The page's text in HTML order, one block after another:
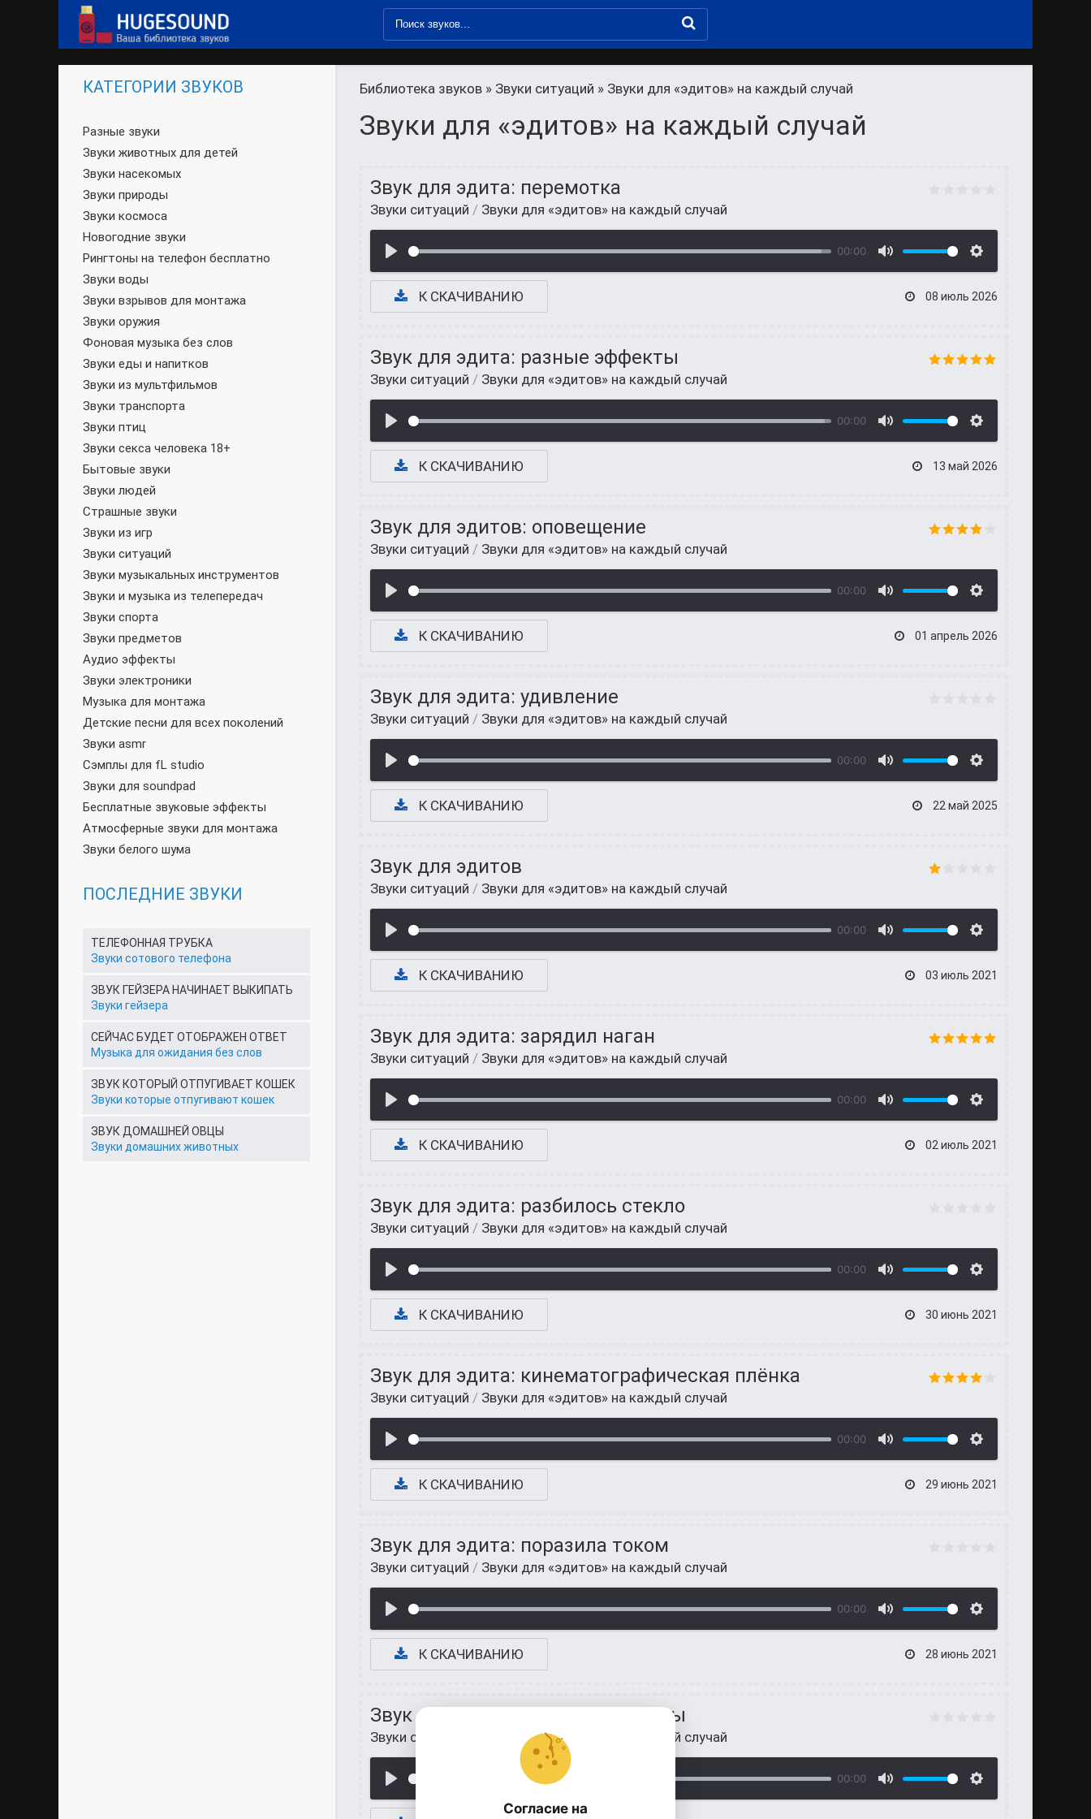
Библиотека звуков » Звуки ситуаций » Звуки для «эдитов» на каждый случай
Звуки для «эдитов» на каждый случай
Звук для эдита: перемотка
Звуки ситуаций / Звуки для «эдитов» на каждый случай
00:00
К СКАЧИВАНИЮ 08 июль 2026
Звук для эдита: разные эффекты
Звуки ситуаций / Звуки для «эдитов» на каждый случай
00:00
К СКАЧИВАНИЮ 13 май 2026
Звук для эдитов: оповещение
Звуки ситуаций / Звуки для «эдитов» на каждый случай
00:00
К СКАЧИВАНИЮ 01 апрель 2026
Звук для эдита: удивление
Звуки ситуаций / Звуки для «эдитов» на каждый случай
00:00
К СКАЧИВАНИЮ 22 май 2025
Звук для эдитов
Звуки ситуаций / Звуки для «эдитов» на каждый случай
00:00
К СКАЧИВАНИЮ 03 июль 2021
Звук для эдита: зарядил наган
Звуки ситуаций / Звуки для «эдитов» на каждый случай
00:00
К СКАЧИВАНИЮ 02 июль 2021
Звук для эдита: разбилось стекло
Звуки ситуаций / Звуки для «эдитов» на каждый случай
00:00
К СКАЧИВАНИЮ 30 июнь 2021
Звук для эдита: кинематографическая плёнка
Звуки ситуаций / Звуки для «эдитов» на каждый случай
00:00
К СКАЧИВАНИЮ 29 июнь 2021
Звук для эдита: поразила током
Звуки ситуаций / Звуки для «эдитов» на каждый случай
00:00
К СКАЧИВАНИЮ 28 июнь 2021
Звук для эдитов: эмоджи, смайлы
Звуки ситуаций Звуки для «эдитов» на каждый случай
00:00
КАТЕГОРИИ ЗВУКОВ
Разные звуки
Звуки животных для детей
Звуки насекомых
Звуки природы
Звуки космоса
Новогодние звуки
Рингтоны на телефон бесплатно
Звуки воды
Звуки взрывов для монтажа
Звуки оружия
Фоновая музыка без слов
Звуки еды и напитков
Звуки из мультфильмов
Звуки транспорта
Звуки птиц
Звуки секса человека 18+
Бытовые звуки
Звуки людей
Страшные звуки
Звуки из игр
Звуки ситуаций
Звуки музыкальных инструментов
Звуки и музыка из телепередач
Звуки спорта
Звуки предметов
Аудио эффекты
Звуки электроники
Музыка для монтажа
Детские песни для всех поколений
Звуки asmr
Сэмплы для fL studio
Звуки для soundpad
Бесплатные звуковые эффекты
Атмосферные звуки для монтажа
Звуки белого шума
ПОСЛЕДНИЕ ЗВУКИ
ТЕЛЕФОННАЯ ТРУБКА
Звуки сотового телефона
ЗВУК ГЕЙЗЕРА НАЧИНАЕТ ВЫКИПАТЬ
Звуки гейзера
СЕЙЧАС БУДЕТ ОТОБРАЖЕН ОТВЕТ
Музыка для ожидания без слов
ЗВУК КОТОРЫЙ ОТПУГИВАЕТ КОШЕК
Звуки которые отпугивают кошек
ЗВУК ДОМАШНЕЙ ОВЦЫ
Звуки домашних животных
Согласие на